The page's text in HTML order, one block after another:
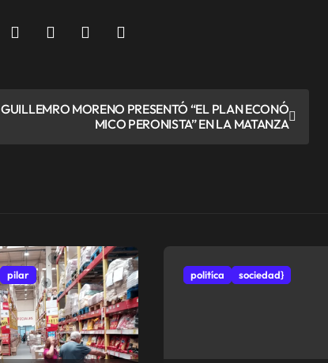
GUILLEMRO MORENO PRESENTÓ “EL PLAN ECONÓ
MICO PERONISTA” EN LA MATANZA
pilar politíca sociedad}